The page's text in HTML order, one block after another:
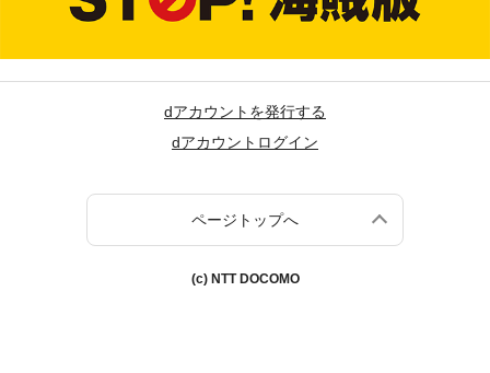
dアカウントを発行する
dアカウントログイン
ページトップへ
(c) NTT DOCOMO